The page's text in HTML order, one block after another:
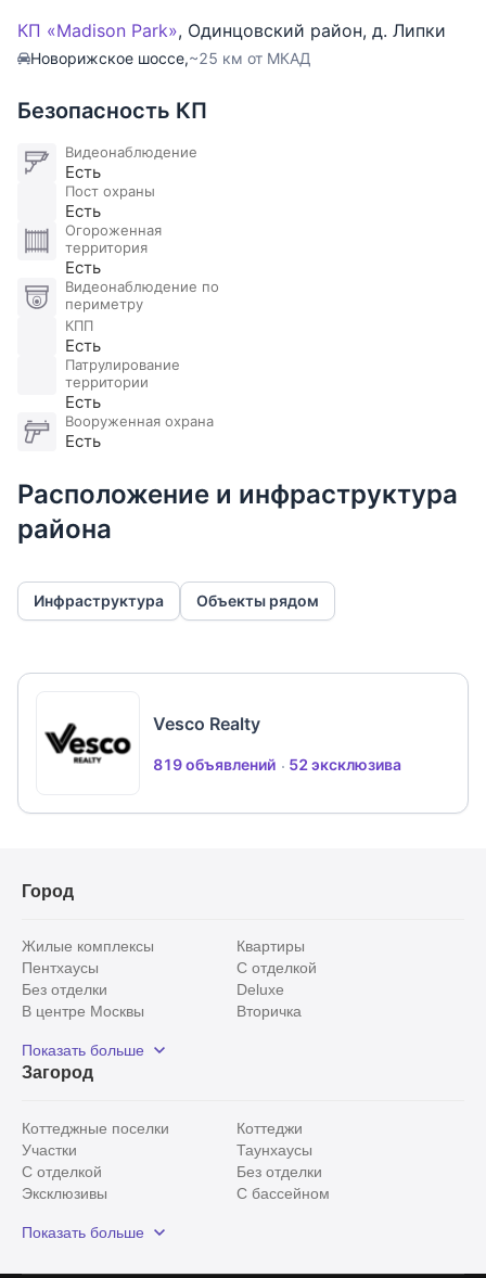
КП «Madison Park», Одинцовский район, д. Липки
Новорижское шоссе,~25 км от МКАД
Безопасность КП
Видеонаблюдение
Есть
Пост охраны
Есть
Огороженная
территория
Есть
Видеонаблюдение по
периметру
КПП
Есть
Патрулирование
территории
Есть
Вооруженная охрана
Есть
Расположение и инфраструктура
района
Инфраструктура Объекты рядом
Vesco Realty
819 объявлений 52 эксклюзива
Город
Жилые комплексы
Квартиры
Пентхаусы
С отделкой
Без отделки
Deluxe
В центре Москвы
Вторичка
Рядом с парком
С панорамными окнами
Показать больше
Загород
Коттеджные поселки
Коттеджи
Участки
Таунхаусы
С отделкой
Без отделки
Эксклюзивы
С бассейном
Красногорский район
Показать больше